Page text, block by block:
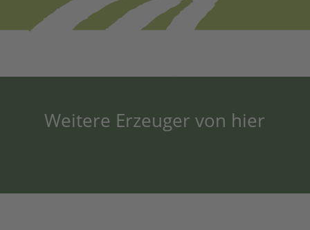
Weitere Erzeuger von hier